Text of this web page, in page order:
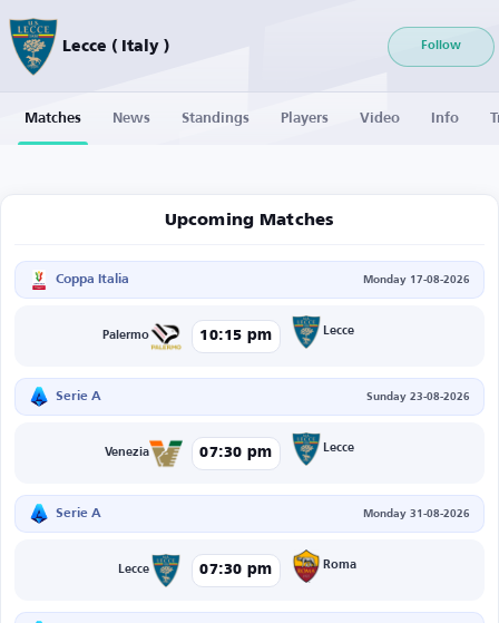
Lecce ( Italy ) Follow
Matches News Standings Players Video Info
Upcoming Matches
Coppa Italia Monday 17-08-2026
Palermo 10:15 pm Lecce
Serie A Sunday 23-08-2026
Venezia 07:30 pm Lecce
Serie A Monday 31-08-2026
Lecce 07:30 pm Roma